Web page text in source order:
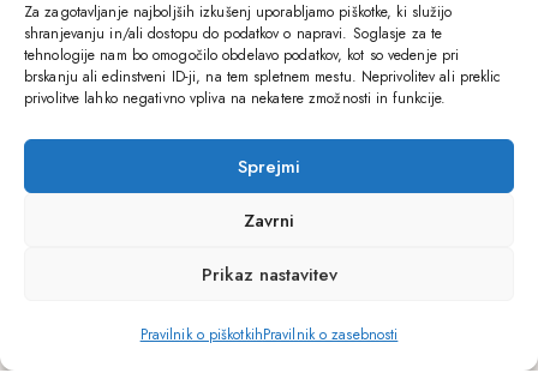
Za zagotavljanje najboljših izkušenj uporabljamo piškotke, ki služijo
shranjevanju in/ali dostopu do podatkov o napravi. Soglasje za te
tehnologije nam bo omogočilo obdelavo podatkov, kot so vedenje pri
brskanju ali edinstveni ID-ji, na tem spletnem mestu. Neprivolitev ali preklic
privolitve lahko negativno vpliva na nekatere zmožnosti in funkcije.
Sprejmi
Zavrni
Prikaz nastavitev
Pravilnik o piškotkihPravilnik o zasebnosti
Pravilnik o zasebnosti.
Domov Blog